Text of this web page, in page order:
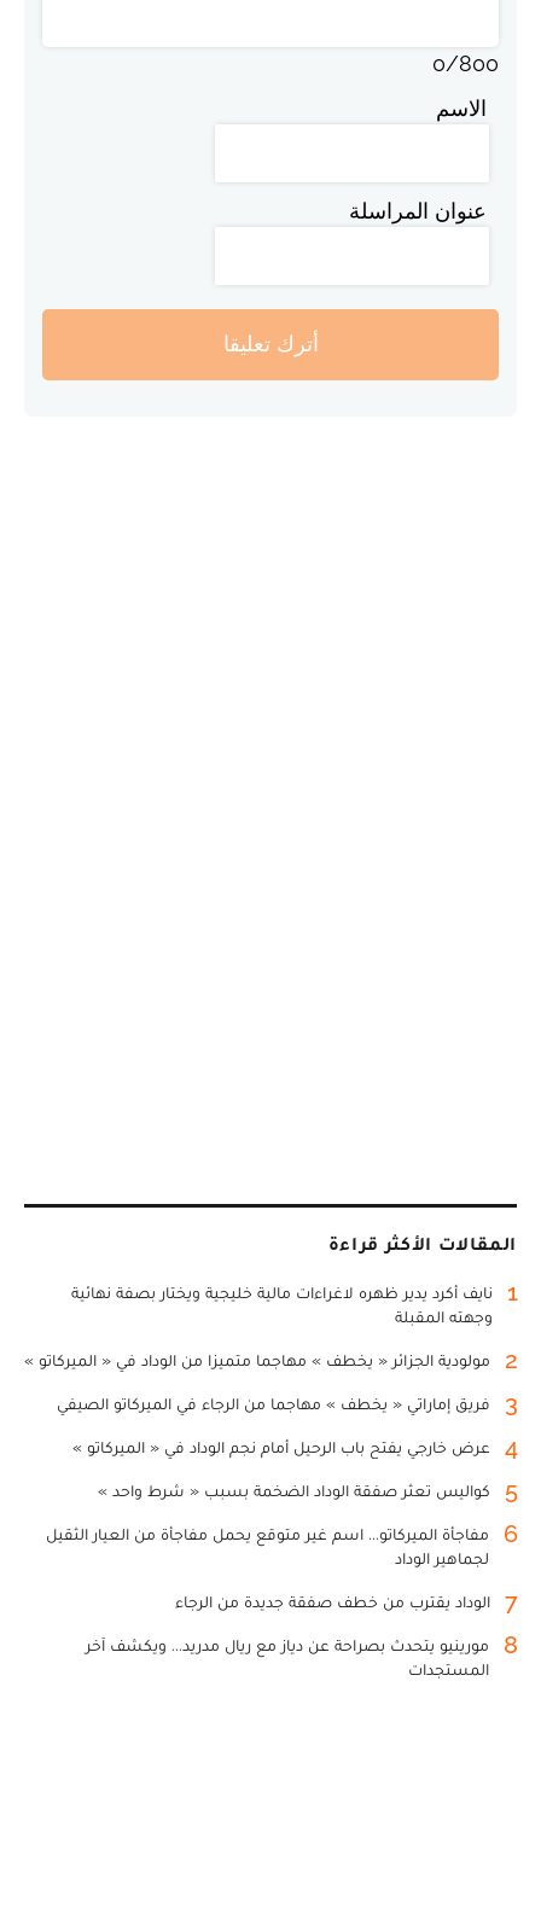
0/800
الاسم
عنوان المراسلة
أترك تعليقا
المقالات الأكثر قراءة
1
نايف أكرد يدير ظهره لاغراءات مالية خليجية ويختار بصفة نهائية
وجهته المقبلة
2 مولودية الجزائر « يخطف » مهاجما متميزا من الوداد في « الميركاتو »
3 فريق إماراتي « يخطف » مهاجما من الرجاء في الميركاتو الصيفي
4 عرض خارجي يفتح باب الرحيل أمام نجم الوداد في « الميركاتو »
5 كواليس تعثر صفقة الوداد الضخمة بسبب « شرط واحد »
6
مفاجأة الميركاتو... اسم غير متوقع يحمل مفاجأة من العيار الثقيل
لجماهير الوداد
7 الوداد يقترب من خطف صفقة جديدة من الرجاء
8
مورينيو يتحدث بصراحة عن دياز مع ريال مدريد... ويكشف آخر
المستجدات